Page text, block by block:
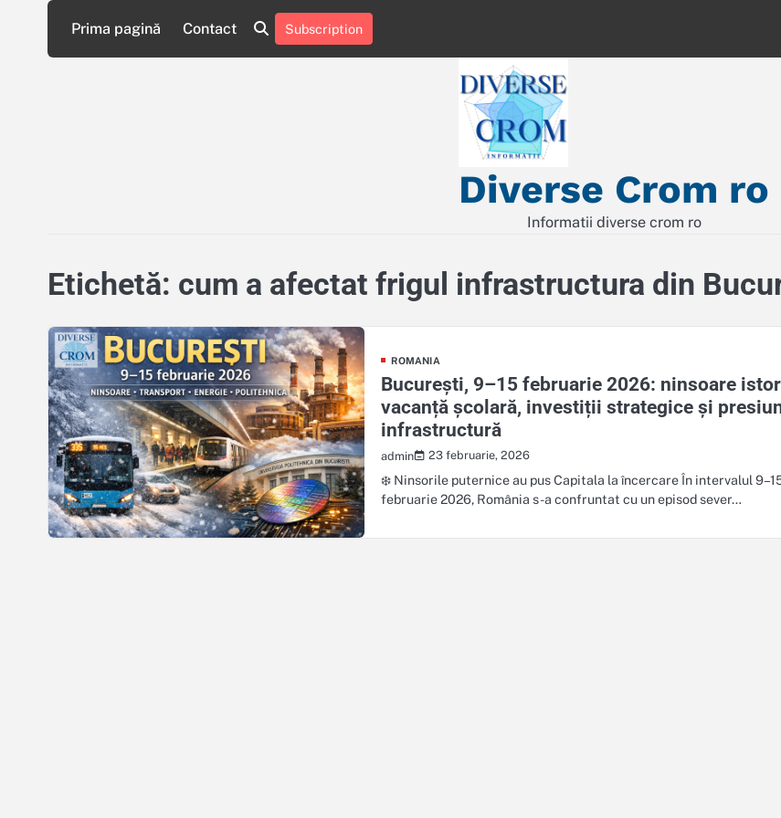
content
Prima pagină Contact
Contact
Politică
de
Subscription
Diverse Crom ro
Informatii diverse crom ro
Etichetă: cum a afectat frigul infrastructura din
ROMANIA
București, 9–15 februarie 2026: ninsoare
vacanță școlară, investiții strategice și
infrastructură
admin 23 februarie, 2026
❄️ Ninsorile puternice au pus Capitala la încercare În intervalul
februarie 2026, România s-a confruntat cu un episod sever…